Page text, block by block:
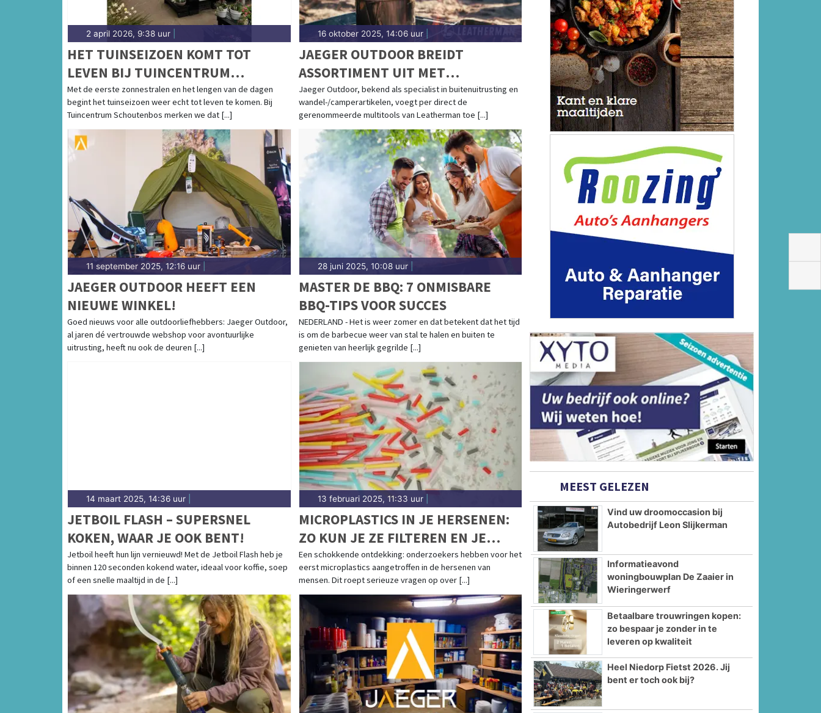
2 april 2026, 9:38 uur
HET TUINSEIZOEN KOMT TOT
LEVEN BIJ TUINCENTRUM
SCHOUTENBOS
Met de eerste zonnestralen en het lengen van de dagen
begint het tuinseizoen weer echt tot leven te komen. Bij
Tuincentrum Schoutenbos merken we dat [...]
16 oktober 2025, 14:06 uur|
JAEGER OUTDOOR BREIDT
ASSORTIMENT UIT MET
LEATHERMAN-MULTITOOLS
Jaeger Outdoor, bekend als specialist in buitenuitrusting en
wandel-/camperartikelen, voegt per direct de
gerenommeerde multitools van Leatherman toe [...]
11 september 2025, 12:16 uur
JAEGER OUTDOOR HEEFT EEN
NIEUWE WINKEL!
Goed nieuws voor alle outdoorliefhebbers: Jaeger Outdoor,
al jaren dé vertrouwde webshop voor avontuurlijke
uitrusting, heeft nu ook de deuren [...]
28 juni 2025, 10:08 uur|
MASTER DE BBQ: 7 ONMISBARE
BBQ-TIPS VOOR SUCCES
NEDERLAND - Het is weer zomer en dat betekent dat het tijd
is om de barbecue weer van stal te halen en buiten te
genieten van heerlijk gegrilde [...]
14 maart 2025, 14:36 uur
JETBOIL FLASH – SUPERSNEL
KOKEN, WAAR JE OOK BENT!
Jetboil heeft hun lijn vernieuwd! Met de Jetboil Flash heb je
binnen 120 seconden kokend water, ideaal voor koffie, soep
of een snelle maaltijd in de [...]
13 februari 2025, 11:33 uur|
MICROPLASTICS IN JE HERSENEN:
ZO KUN JE ZE FILTEREN EN JE
BLOOTSTELLING VERMINDEREN
Een schokkende ontdekking: onderzoekers hebben voor het
eerst microplastics aangetroffen in de hersenen van
mensen. Dit roept serieuze vragen op over [...]
MEEST GELEZEN
Vind uw droomoccasion bij
Autobedrijf Leon Slijkerman
Informatieavond
woningbouwplan De Zaaier in
Wieringerwerf
Betaalbare trouwringen kopen:
zo bespaar je zonder in te
leveren op kwaliteit
Heel Niedorp Fietst 2026. Jij
bent er toch ook bij?